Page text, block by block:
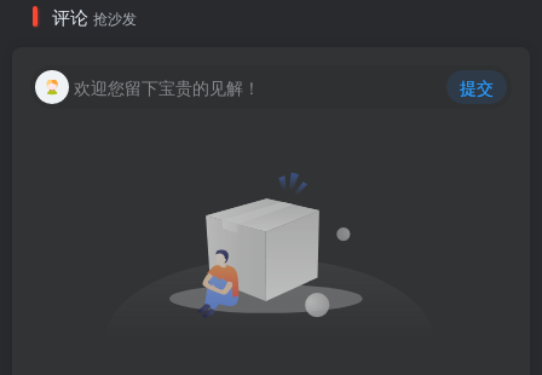
评论 抢沙发
欢迎您留下宝贵的见解！ 提交